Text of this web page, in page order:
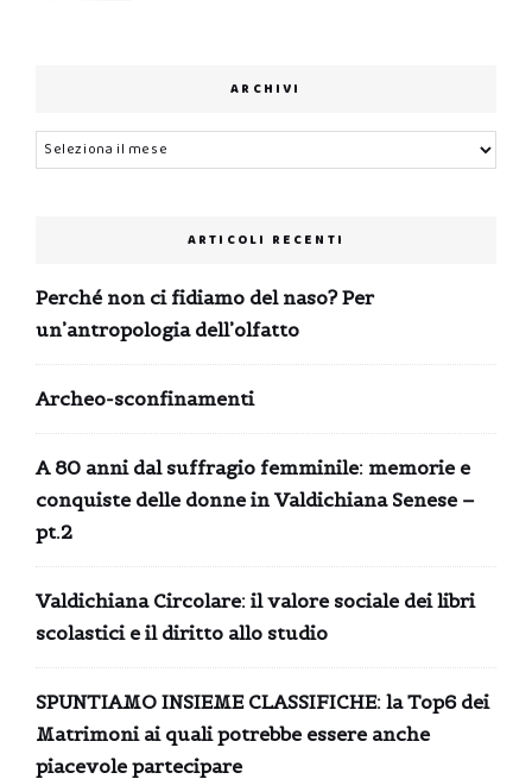
ARCHIVI
Archivi
ARTICOLI RECENTI
Perché non ci fidiamo del naso? Per
un’antropologia dell’olfatto
Archeo-sconfinamenti
A 80 anni dal suffragio femminile: memorie e
conquiste delle donne in Valdichiana Senese –
pt.2
Valdichiana Circolare: il valore sociale dei libri
scolastici e il diritto allo studio
SPUNTIAMO INSIEME CLASSIFICHE: la Top6 dei
Matrimoni ai quali potrebbe essere anche
piacevole partecipare